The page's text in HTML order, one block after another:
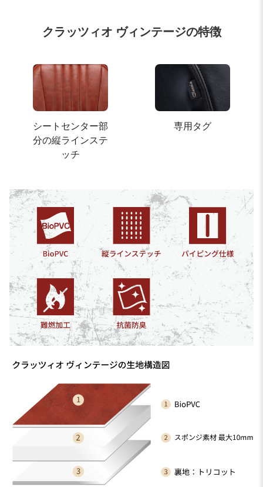
クラッツィオ ヴィンテージの特徴
シートセンター部
分の縦ラインステ
ッチ
専用タグ